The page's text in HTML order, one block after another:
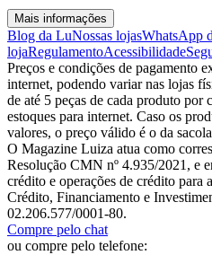
Mais informações
Blog da LuNossas lojasWhatsApp
lojaRegulamentoAcessibilidade
Preços e condições de pagamento
internet, podendo variar nas lojas
de até 5 peças de cada produto por
estoques para internet. Caso os
valores, o preço válido é o da
O Magazine Luiza atua como
Resolução CMN nº 4.935/2021, e
crédito e operações de crédito para
Crédito, Financiamento e
02.206.577/0001-80.
Compre pelo chat
ou compre pelo telefone: